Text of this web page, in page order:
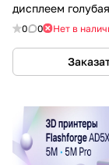
дисплеем голубая
0 0 Нет в